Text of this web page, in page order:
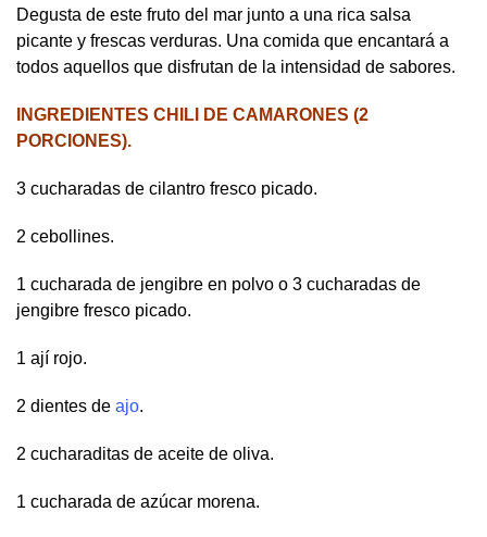
Degusta de este fruto del mar junto a una rica salsa
picante y frescas verduras. Una comida que encantará a
todos aquellos que disfrutan de la intensidad de sabores.
INGREDIENTES CHILI DE CAMARONES (2
PORCIONES).
3 cucharadas de cilantro fresco picado.
2 cebollines.
1 cucharada de jengibre en polvo o 3 cucharadas de
jengibre fresco picado.
1 ají rojo.
2 dientes de ajo.
2 cucharaditas de aceite de oliva.
1 cucharada de azúcar morena.